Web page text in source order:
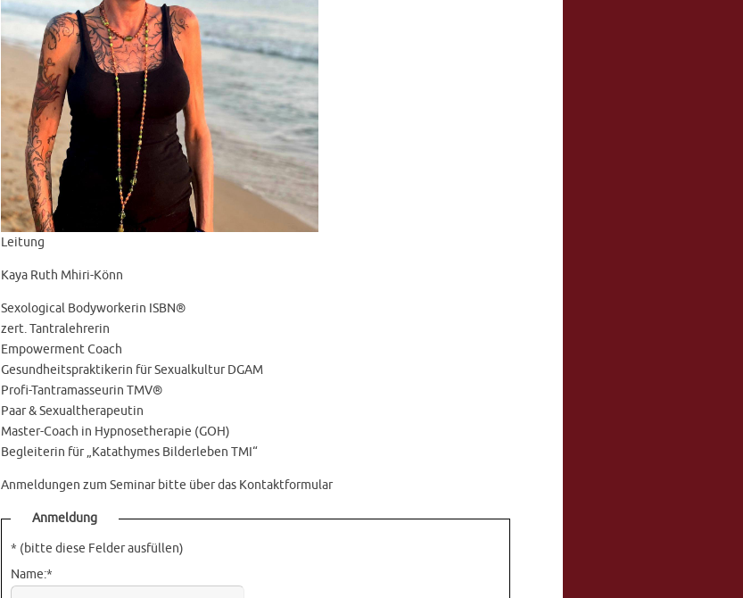
Leitung
Kaya Ruth Mhiri-Könn
Sexological Bodyworkerin ISBN®
zert. Tantralehrerin
Empowerment Coach
Gesundheitspraktikerin für Sexualkultur DGAM
Profi-Tantramasseurin TMV®
Paar & Sexualtherapeutin
Master-Coach in Hypnosetherapie (GOH)
Begleiterin für „Katathymes Bilderleben TMI“
Anmeldungen zum Seminar bitte über das Kontaktformular
Anmeldung
* (bitte diese Felder ausfüllen)
Name:*